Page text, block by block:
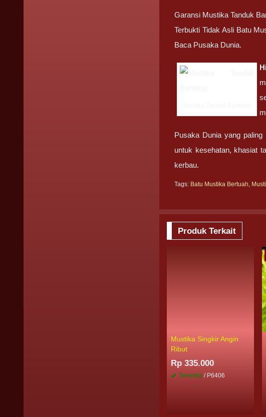
Garansi Mustika Tanduk
Terbukti Tidak Asli Batu
Baca Pusaka Dunia.
Pusaka Dunia yang
untuk kesehatan, khasiat
kerbau.
Tags: Batu Mustika Bertuah,
Produk Terkait
Mustika Singkir Angin
Ribut
Rp 335.000
Tersedia / P6406